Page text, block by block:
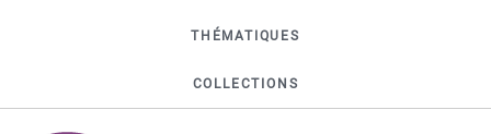
THÉMATIQUES
COLLECTIONS